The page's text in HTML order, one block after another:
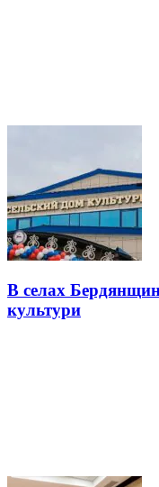
В селах
культури